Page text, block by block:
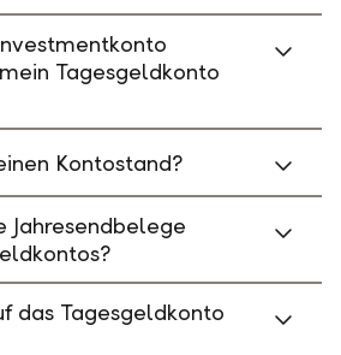
Tagesgeldkonto
Kontostand?
Jahresendbelege
das Tagesgeldkonto